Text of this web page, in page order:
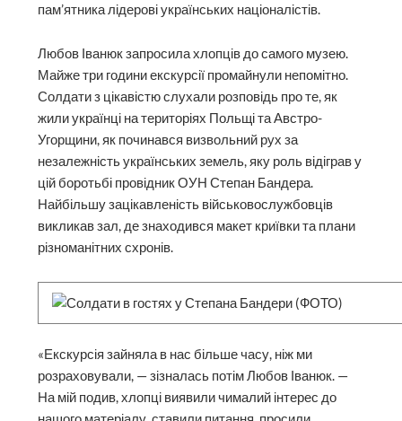
пам’ятника лідерові українських націоналістів.
Любов Іванюк запросила хлопців до самого музею.
Майже три години екскурсії промайнули непомітно.
Солдати з цікавістю слухали розповідь про те, як
жили українці на територіях Польщі та Австро-
Угорщини, як починався визвольний рух за
незалежність українських земель, яку роль відіграв у
цій боротьбі провідник ОУН Степан Бандера.
Найбільшу зацікавленість військовослужбовців
викликав зал, де знаходився макет криївки та плани
різноманітних схронів.
«Екскурсія зайняла в нас більше часу, ніж ми
розраховували, — зізналась потім Любов Іванюк. —
На мій подив, хлопці виявили чималий інтерес до